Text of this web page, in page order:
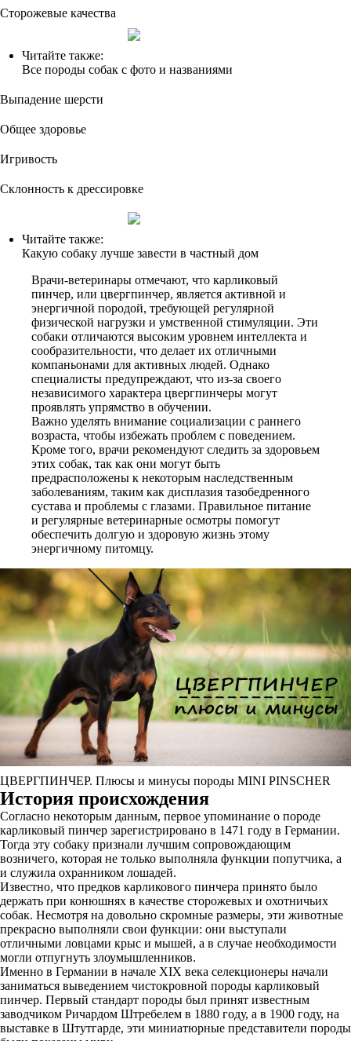
Сторожевые качества
Читайте также:
Все породы собак с фото и названиями
Выпадение шерсти
Общее здоровье
Игривость
Склонность к дрессировке
Читайте также:
Какую собаку лучше завести в частный дом
Врачи-ветеринары отмечают, что карликовый
пинчер, или цвергпинчер, является активной и
энергичной породой, требующей регулярной
физической нагрузки и умственной стимуляции. Эти
собаки отличаются высоким уровнем интеллекта и
сообразительности, что делает их отличными
компаньонами для активных людей. Однако
специалисты предупреждают, что из-за своего
независимого характера цвергпинчеры могут
проявлять упрямство в обучении.
Важно уделять внимание социализации с раннего
возраста, чтобы избежать проблем с поведением.
Кроме того, врачи рекомендуют следить за здоровьем
этих собак, так как они могут быть
предрасположены к некоторым наследственным
заболеваниям, таким как дисплазия тазобедренного
сустава и проблемы с глазами. Правильное питание
и регулярные ветеринарные осмотры помогут
обеспечить долгую и здоровую жизнь этому
энергичному питомцу.
ЦВЕРГПИНЧЕР. Плюсы и минусы породы MINI PINSCHER
История происхождения
Согласно некоторым данным, первое упоминание о породе
карликовый пинчер зарегистрировано в 1471 году в Германии.
Тогда эту собаку признали лучшим сопровождающим
возничего, которая не только выполняла функции попутчика, а
и служила охранником лошадей.
Известно, что предков карликового пинчера принято было
держать при конюшнях в качестве сторожевых и охотничьих
собак. Несмотря на довольно скромные размеры, эти животные
прекрасно выполняли свои функции: они выступали
отличными ловцами крыс и мышей, а в случае необходимости
могли отпугнуть злоумышленников.
Именно в Германии в начале XIX века селекционеры начали
заниматься выведением чистокровной породы карликовый
пинчер. Первый стандарт породы был принят известным
заводчиком Ричардом Штребелем в 1880 году, а в 1900 году, на
выставке в Штутгарде, эти миниатюрные представители породы